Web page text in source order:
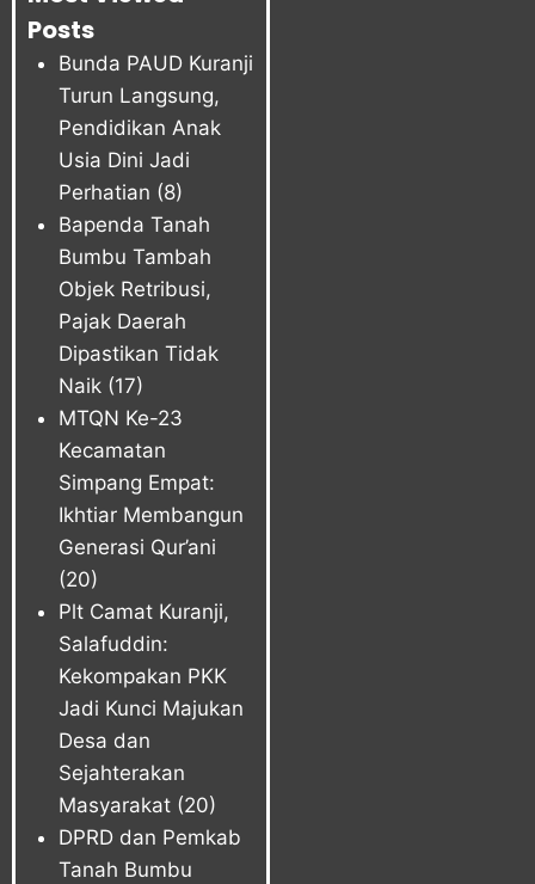
Posts
Bunda PAUD Kuranji
Turun Langsung,
Pendidikan Anak
Usia Dini Jadi
Perhatian (8)
Bapenda Tanah
Bumbu Tambah
Objek Retribusi,
Pajak Daerah
Dipastikan Tidak
Naik (17)
MTQN Ke-23
Kecamatan
Simpang Empat:
Ikhtiar Membangun
Generasi Qur’ani
(20)
Plt Camat Kuranji,
Salafuddin:
Kekompakan PKK
Jadi Kunci Majukan
Desa dan
Sejahterakan
Masyarakat (20)
DPRD dan Pemkab
Tanah Bumbu